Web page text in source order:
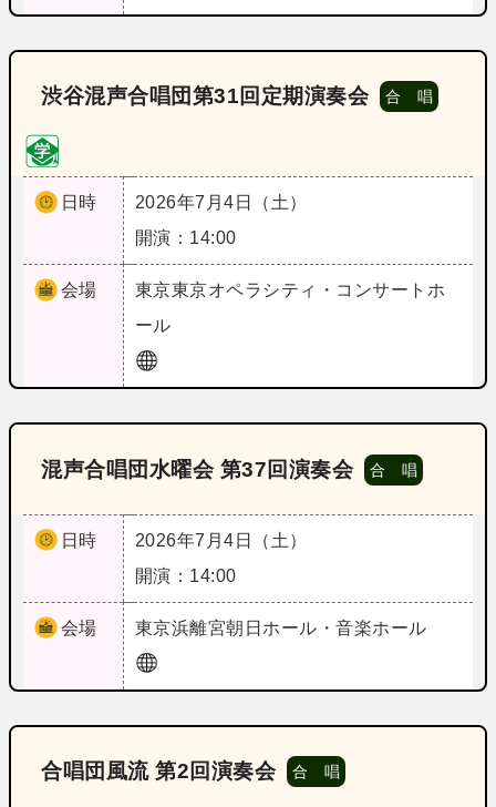
渋谷混声合唱団第31回定期演奏会 合 唱
日時
2026年7月4日（土）
開演：14:00
会場 東京東京オペラシティ・コンサートホ
ール
混声合唱団水曜会 第37回演奏会 合 唱
日時
2026年7月4日（土）
開演：14:00
会場 東京浜離宮朝日ホール・音楽ホール
合唱団風流 第2回演奏会 合 唱